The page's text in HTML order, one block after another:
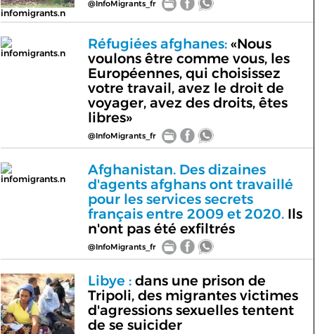
infomigrants.n
@InfoMigrants_fr
infomigrants.n
Réfugiées afghanes:«Nous
voulons être comme vous, les
Européennes, qui choisissez
votre travail, avez le droit de
voyager, avez des droits, êtes
libres»
@InfoMigrants_fr
infomigrants.n
Afghanistan. Des dizaines
d'agents afghans ont travaillé
pour les services secrets
français entre 2009 et 2020.Ils
n'ont pas été exfiltrés
@InfoMigrants_fr
Libye :dans une prison de
Tripoli, des migrantes victimes
d'agressions sexuelles tentent
de se suicider